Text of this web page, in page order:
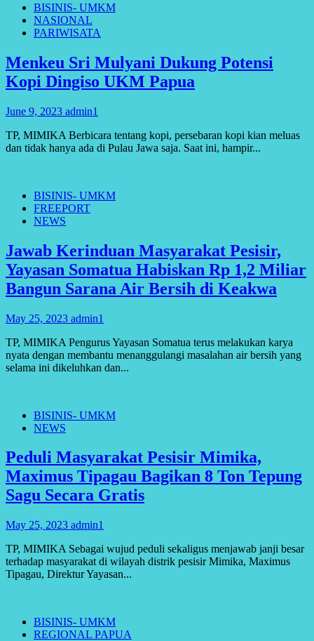
BISINIS- UMKM
NASIONAL
PARIWISATA
Menkeu Sri Mulyani Dukung Potensi
Kopi Dingiso UKM Papua
June 9, 2023 admin1
TP, MIMIKA Berbicara tentang kopi, persebaran kopi kian meluas
dan tidak hanya ada di Pulau Jawa saja. Saat ini, hampir...
BISINIS- UMKM
FREEPORT
NEWS
Jawab Kerinduan Masyarakat Pesisir,
Yayasan Somatua Habiskan Rp 1,2 Miliar
Bangun Sarana Air Bersih di Keakwa
May 25, 2023 admin1
TP, MIMIKA Pengurus Yayasan Somatua terus melakukan karya
nyata dengan membantu menanggulangi masalahan air bersih yang
selama ini dikeluhkan dan...
BISINIS- UMKM
NEWS
Peduli Masyarakat Pesisir Mimika,
Maximus Tipagau Bagikan 8 Ton Tepung
Sagu Secara Gratis
May 25, 2023 admin1
TP, MIMIKA Sebagai wujud peduli sekaligus menjawab janji besar
terhadap masyarakat di wilayah distrik pesisir Mimika, Maximus
Tipagau, Direktur Yayasan...
BISINIS- UMKM
REGIONAL PAPUA